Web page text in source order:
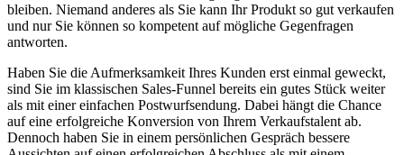
bleiben. Niemand anderes als Sie kann Ihr Produkt so gut verkaufen
und nur Sie können so kompetent auf mögliche Gegenfragen
antworten.
Haben Sie die Aufmerksamkeit Ihres Kunden erst einmal geweckt,
sind Sie im klassischen Sales-Funnel bereits ein gutes Stück weiter
als mit einer einfachen Postwurfsendung. Dabei hängt die Chance
auf eine erfolgreiche Konversion von Ihrem Verkaufstalent ab.
Dennoch haben Sie in einem persönlichen Gespräch bessere